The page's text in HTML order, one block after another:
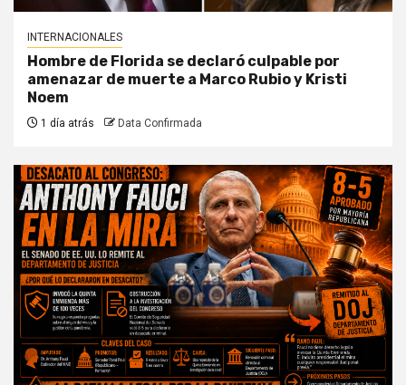
INTERNACIONALES
Hombre de Florida se declaró culpable por
amenazar de muerte a Marco Rubio y Kristi
Noem
1 día atrás Data Confirmada